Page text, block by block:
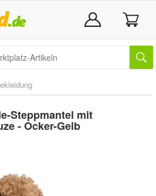
Steppmantel mit
- Ocker-Gelb